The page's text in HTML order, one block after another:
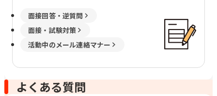
面接回答・逆質問
面接・試験対策
活動中のメール連絡マナー
よくある質問